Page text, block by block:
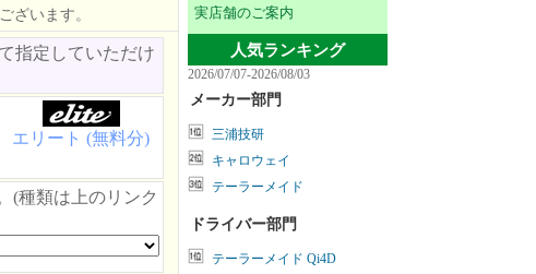
ざいます。
指定していただけ
エリート (無料分)
(種類は上のリンク
実店舗のご案内
人気ランキング
2026/07/07-2026/08/03
メーカー部門
三浦技研
キャロウェイ
テーラーメイド
ドライバー部門
テーラーメイド Qi4D